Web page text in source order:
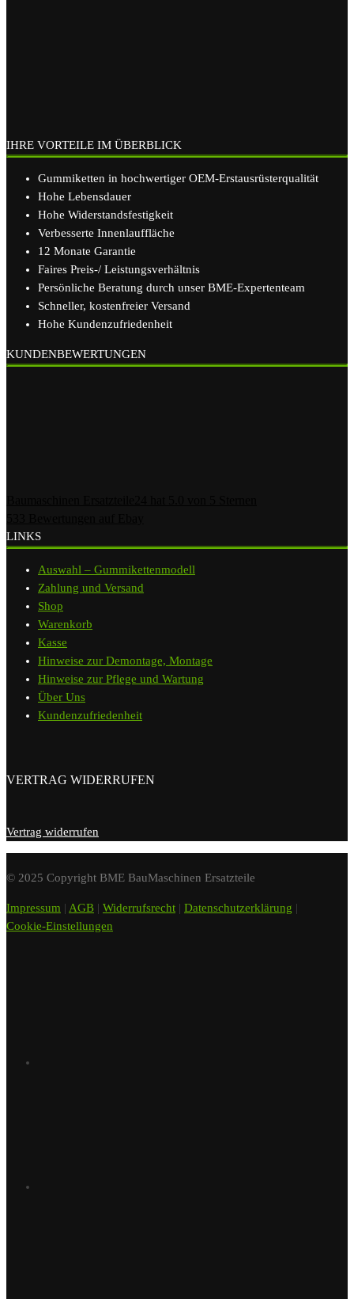
IHRE VORTEILE IM ÜBERBLICK
Gummiketten in hochwertiger OEM-Erstausrüsterqualität
Hohe Lebensdauer
Hohe Widerstandsfestigkeit
Verbesserte Innenlauffläche
12 Monate Garantie
Faires Preis-/ Leistungsverhältnis
Persönliche Beratung durch unser BME-Expertenteam
Schneller, kostenfreier Versand
Hohe Kundenzufriedenheit
KUNDENBEWERTUNGEN
LINKS
Auswahl – Gummikettenmodell
Zahlung und Versand
Shop
Warenkorb
Kasse
Hinweise zur Demontage, Montage
Hinweise zur Pflege und Wartung
Über Uns
Kundenzufriedenheit
VERTRAG WIDERRUFEN
Vertrag widerrufen
© 2025 Copyright BME BauMaschinen Ersatzteile
Impressum | AGB | Widerrufsrecht | Datenschutzerklärung |
Cookie-Einstellungen